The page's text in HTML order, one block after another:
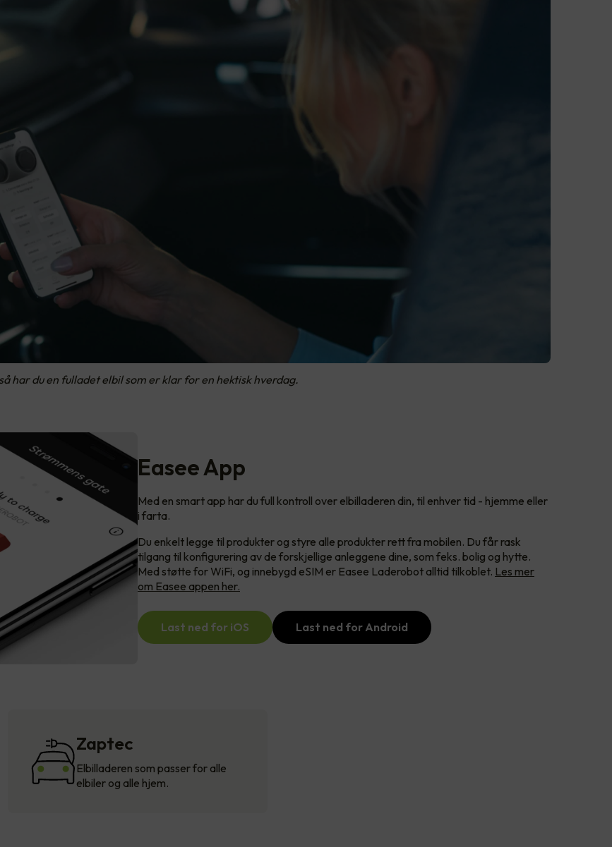
har du en fulladet elbil som er klar for en hektisk hverdag.
Easee App
Med en smart app har du full kontroll over elbilladeren din, til enhver tid - hjemme eller
i farta.
Du enkelt legge til produkter og styre alle produkter rett fra mobilen. Du får rask
tilgang til konfigurering av de forskjellige anleggene dine, som feks. bolig og hytte.
Med støtte for WiFi, og innebygd eSIM er Easee Laderobot alltid tilkoblet. Les mer
om Easee appen her.
Last ned for iOS Last ned for Android
Zaptec
Elbilladeren som passer for alle
elbiler og alle hjem.